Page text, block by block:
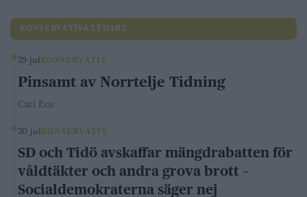
KONSERVATIVA LEDARE
29 jul KONSERVATIV
Pinsamt av Norrtelje Tidning
Carl Eos
20 jul KONSERVATIV
SD och Tidö avskaffar mängdrabatten för
våldtäkter och andra grova brott –
Socialdemokraterna säger nej